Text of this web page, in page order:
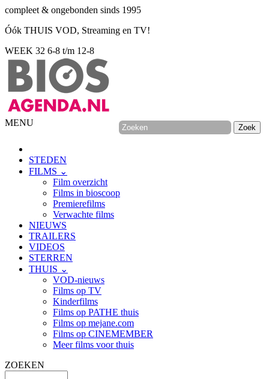
compleet & ongebonden sinds 1995
Óók THUIS VOD, Streaming en TV!
WEEK 32 6-8 t/m 12-8
MENU
STEDEN
FILMS ⌄
Film overzicht
Films in bioscoop
Premierefilms
Verwachte films
NIEUWS
TRAILERS
VIDEOS
STERREN
THUIS ⌄
VOD-nieuws
Films op TV
Kinderfilms
Films op PATHE thuis
Films op mejane.com
Films op CINEMEMBER
Meer films voor thuis
ZOEKEN